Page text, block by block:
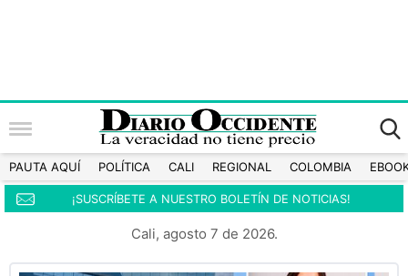
PAUTA AQUÍ POLÍTICA CALI REGIONAL COLOMBIA
¡SUSCRÍBETE A NUESTRO BOLETÍN DE NOTICIAS!
Cali, agosto 7 de 2026.